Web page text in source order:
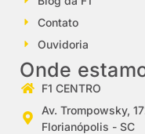
Contato
Ouvidoria
Onde
F1 CENTRO
Av. Trompowsky,
Florianópolis - SC